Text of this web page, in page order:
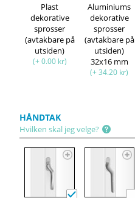
Plast
dekorative
sprosser
(avtakbare på
utsiden)
(+ 0.00 kr)
Aluminiums
dekorative
sprosser
(avtakbare på
utsiden)
32x16 mm
(+ 34.20 kr)
HÅNDTAK
Hvilken skal jeg velge?